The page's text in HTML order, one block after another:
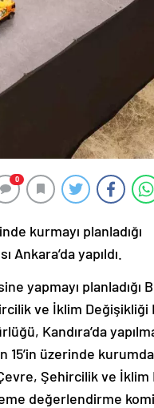
0
kurmayı planladığı
yapıldı.
yapmayı planladığı
ve İklim Değişikliği
Kandıra’da
üzerinde
Şehircilik ve İklim
değerlendirme